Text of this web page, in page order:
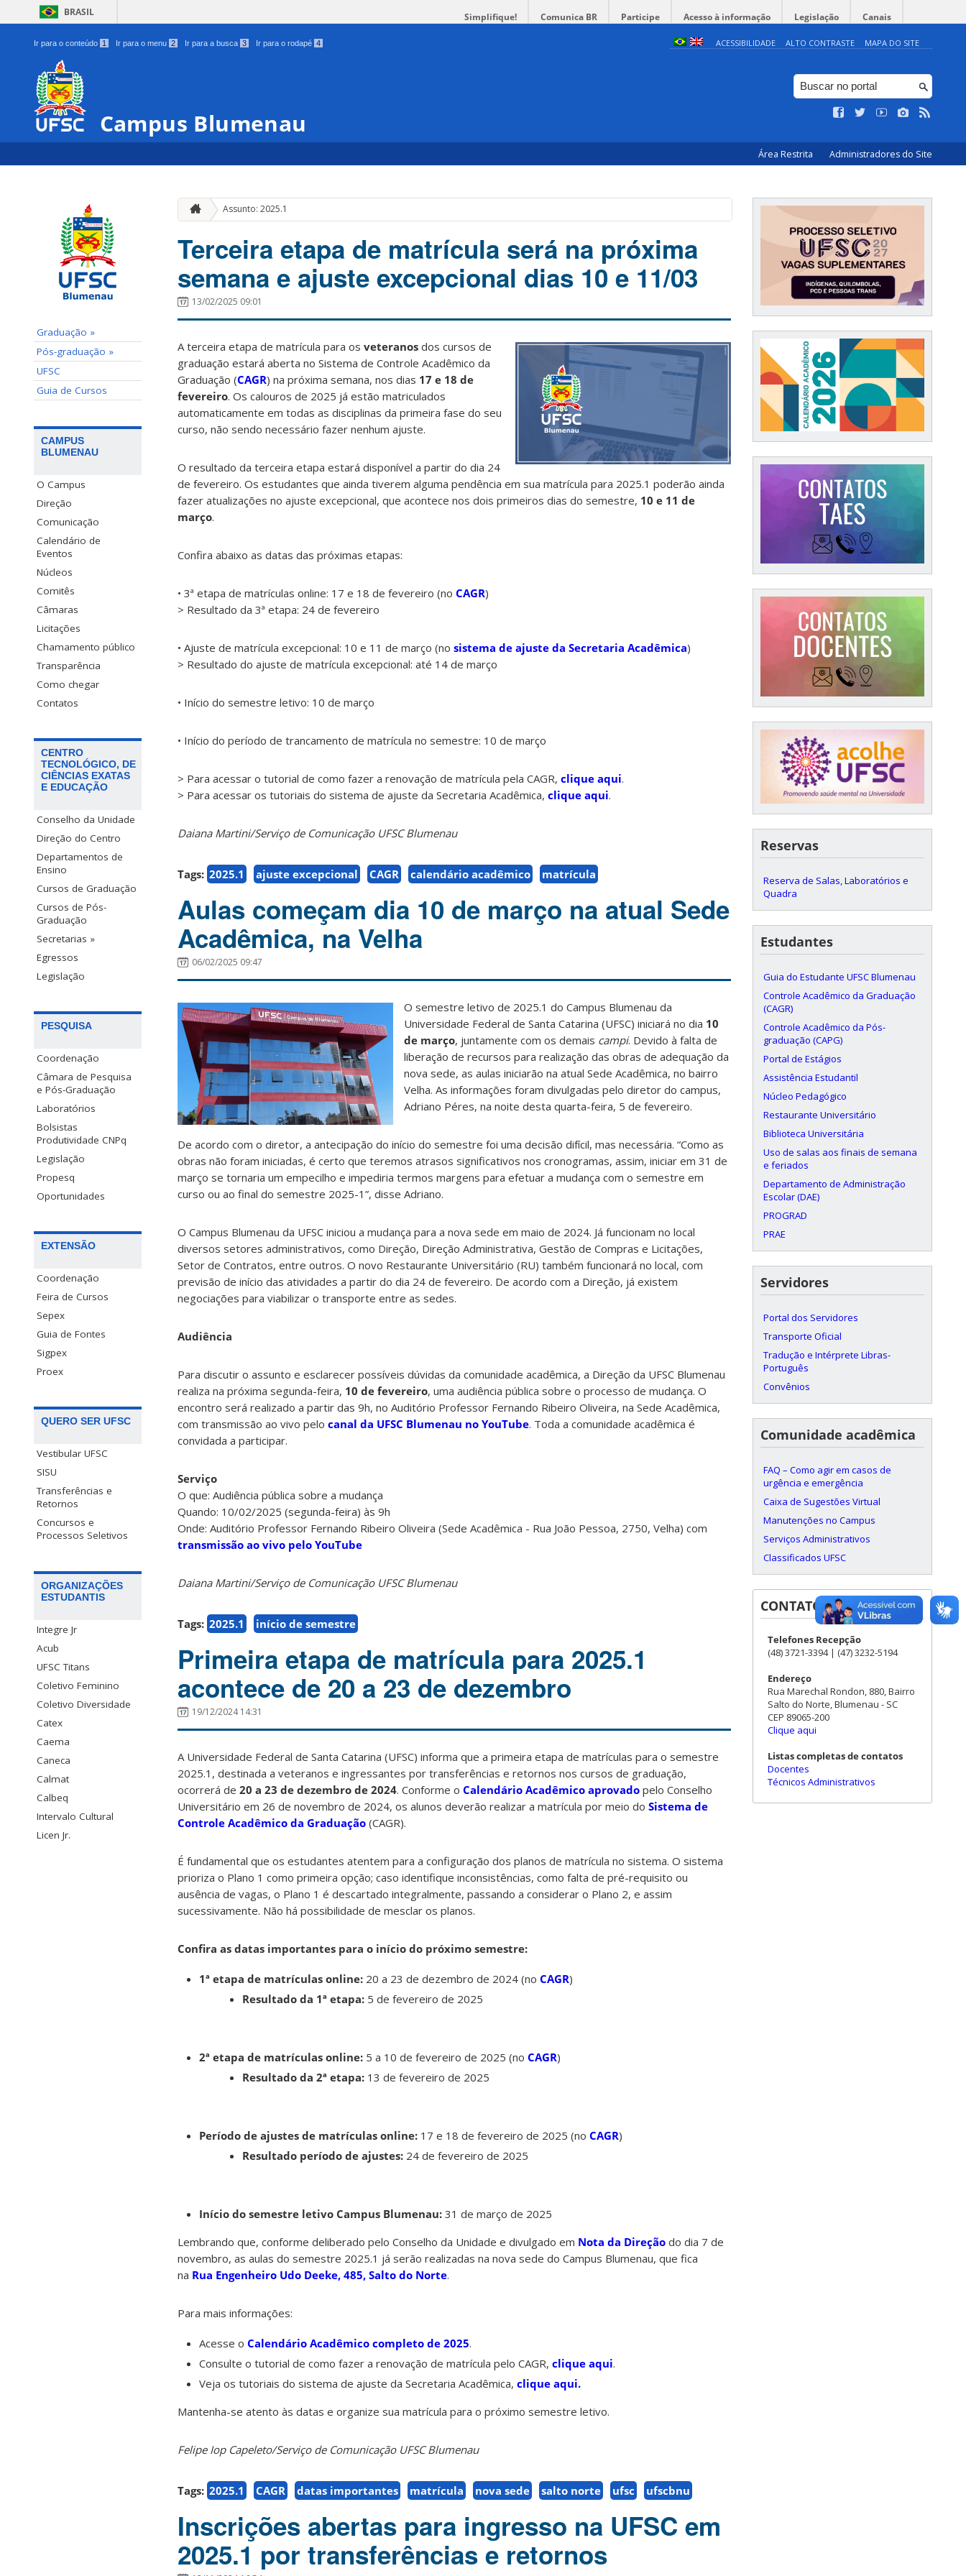
BRASIL Simplifique! Comunica BR Participe Acesso à informação Legislação Canais
Ir para o conteúdo 1 Ir para o menu 2 Ir para a busca 3 Ir para o rodapé 4 ACESSIBILIDADE ALTO CONTRASTE MAPA DO SITE
Campus Blumenau
Área Restrita Administradores do Site
Graduação »
Pós-graduação »
UFSC
Guia de Cursos
CAMPUS
BLUMENAU
O Campus
Direção
Comunicação
Calendário de
Eventos
Núcleos
Comitês
Câmaras
Licitações
Chamamento público
Transparência
Como chegar
Contatos
CENTRO
TECNOLÓGICO, DE
CIÊNCIAS EXATAS
E EDUCAÇÃO
Conselho da Unidade
Direção do Centro
Departamentos de
Ensino
Cursos de Graduação
Cursos de Pós-
Graduação
Secretarias »
Egressos
Legislação
PESQUISA
Coordenação
Câmara de Pesquisa
e Pós-Graduação
Laboratórios
Bolsistas
Produtividade CNPq
Legislação
Propesq
Oportunidades
EXTENSÃO
Coordenação
Feira de Cursos
Sepex
Guia de Fontes
Sigpex
Proex
QUERO SER UFSC
Vestibular UFSC
SISU
Transferências e
Retornos
Concursos e
Processos Seletivos
ORGANIZAÇÕES
ESTUDANTIS
Integre Jr
Acub
UFSC Titans
Coletivo Feminino
Coletivo Diversidade
Catex
Caema
Caneca
Calmat
Calbeq
Intervalo Cultural
Licen Jr.
Assunto: 2025.1
Terceira etapa de matrícula será na próxima
semana e ajuste excepcional dias 10 e 11/03
13/02/2025 09:01
A terceira etapa de matrícula para os veteranos dos cursos de
graduação estará aberta no Sistema de Controle Acadêmico da
Graduação (CAGR) na próxima semana, nos dias 17 e 18 de
fevereiro. Os calouros de 2025 já estão matriculados
automaticamente em todas as disciplinas da primeira fase do seu
curso, não sendo necessário fazer nenhum ajuste.
O resultado da terceira etapa estará disponível a partir do dia 24
de fevereiro. Os estudantes que ainda tiverem alguma pendência em sua matrícula para 2025.1 poderão ainda
fazer atualizações no ajuste excepcional, que acontece nos dois primeiros dias do semestre, 10 e 11 de
março.
Confira abaixo as datas das próximas etapas:
• 3ª etapa de matrículas online: 17 e 18 de fevereiro (no CAGR)
> Resultado da 3ª etapa: 24 de fevereiro
• Ajuste de matrícula excepcional: 10 e 11 de março (no sistema de ajuste da Secretaria Acadêmica)
> Resultado do ajuste de matrícula excepcional: até 14 de março
• Início do semestre letivo: 10 de março
• Início do período de trancamento de matrícula no semestre: 10 de março
> Para acessar o tutorial de como fazer a renovação de matrícula pela CAGR, clique aqui.
> Para acessar os tutoriais do sistema de ajuste da Secretaria Acadêmica, clique aqui.
Daiana Martini/Serviço de Comunicação UFSC Blumenau
Tags: 2025.1 ajuste excepcional CAGR calendário acadêmico matrícula
Aulas começam dia 10 de março na atual Sede
Acadêmica, na Velha
06/02/2025 09:47
O semestre letivo de 2025.1 do Campus Blumenau da
Universidade Federal de Santa Catarina (UFSC) iniciará no dia 10
de março, juntamente com os demais campi. Devido à falta de
liberação de recursos para realização das obras de adequação da
nova sede, as aulas iniciarão na atual Sede Acadêmica, no bairro
Velha. As informações foram divulgadas pelo diretor do campus,
Adriano Péres, na noite desta quarta-feira, 5 de fevereiro.
De acordo com o diretor, a antecipação do início do semestre foi uma decisão difícil, mas necessária. “Como as
obras não foram iniciadas, é certo que teremos atrasos significativos nos cronogramas, assim, iniciar em 31 de
março se tornaria um empecilho e impediria termos margens para efetuar a mudança com o semestre em
curso ou ao final do semestre 2025-1”, disse Adriano.
O Campus Blumenau da UFSC iniciou a mudança para a nova sede em maio de 2024. Já funcionam no local
diversos setores administrativos, como Direção, Direção Administrativa, Gestão de Compras e Licitações,
Setor de Contratos, entre outros. O novo Restaurante Universitário (RU) também funcionará no local, com
previsão de início das atividades a partir do dia 24 de fevereiro. De acordo com a Direção, já existem
negociações para viabilizar o transporte entre as sedes.
Audiência
Para discutir o assunto e esclarecer possíveis dúvidas da comunidade acadêmica, a Direção da UFSC Blumenau
realiza na próxima segunda-feira, 10 de fevereiro, uma audiência pública sobre o processo de mudança. O
encontro será realizado a partir das 9h, no Auditório Professor Fernando Ribeiro Oliveira, na Sede Acadêmica,
com transmissão ao vivo pelo canal da UFSC Blumenau no YouTube. Toda a comunidade acadêmica é
convidada a participar.
Serviço
O que: Audiência pública sobre a mudança
Quando: 10/02/2025 (segunda-feira) às 9h
Onde: Auditório Professor Fernando Ribeiro Oliveira (Sede Acadêmica - Rua João Pessoa, 2750, Velha) com
transmissão ao vivo pelo YouTube
Daiana Martini/Serviço de Comunicação UFSC Blumenau
Tags: 2025.1 início de semestre
Primeira etapa de matrícula para 2025.1
acontece de 20 a 23 de dezembro
19/12/2024 14:31
A Universidade Federal de Santa Catarina (UFSC) informa que a primeira etapa de matrículas para o semestre
2025.1, destinada a veteranos e ingressantes por transferências e retornos nos cursos de graduação,
ocorrerá de 20 a 23 de dezembro de 2024. Conforme o Calendário Acadêmico aprovado pelo Conselho
Universitário em 26 de novembro de 2024, os alunos deverão realizar a matrícula por meio do Sistema de
Controle Acadêmico da Graduação (CAGR).
É fundamental que os estudantes atentem para a configuração dos planos de matrícula no sistema. O sistema
prioriza o Plano 1 como primeira opção; caso identifique inconsistências, como falta de pré-requisito ou
ausência de vagas, o Plano 1 é descartado integralmente, passando a considerar o Plano 2, e assim
sucessivamente. Não há possibilidade de mesclar os planos.
Confira as datas importantes para o início do próximo semestre:
1ª etapa de matrículas online: 20 a 23 de dezembro de 2024 (no CAGR)
Resultado da 1ª etapa: 5 de fevereiro de 2025
2ª etapa de matrículas online: 5 a 10 de fevereiro de 2025 (no CAGR)
Resultado da 2ª etapa: 13 de fevereiro de 2025
Período de ajustes de matrículas online: 17 e 18 de fevereiro de 2025 (no CAGR)
Resultado período de ajustes: 24 de fevereiro de 2025
Início do semestre letivo Campus Blumenau: 31 de março de 2025
Lembrando que, conforme deliberado pelo Conselho da Unidade e divulgado em Nota da Direção do dia 7 de
novembro, as aulas do semestre 2025.1 já serão realizadas na nova sede do Campus Blumenau, que fica
na Rua Engenheiro Udo Deeke, 485, Salto do Norte.
Para mais informações:
Acesse o Calendário Acadêmico completo de 2025.
Consulte o tutorial de como fazer a renovação de matrícula pelo CAGR, clique aqui.
Veja os tutoriais do sistema de ajuste da Secretaria Acadêmica, clique aqui.
Mantenha-se atento às datas e organize sua matrícula para o próximo semestre letivo.
Felipe Iop Capeleto/Serviço de Comunicação UFSC Blumenau
Tags: 2025.1 CAGR datas importantes matrícula nova sede salto norte ufsc ufscbnu
Inscrições abertas para ingresso na UFSC em
2025.1 por transferências e retornos
Reservas
Reserva de Salas, Laboratórios e
Quadra
Estudantes
Guia do Estudante UFSC Blumenau
Controle Acadêmico da Graduação
(CAGR)
Controle Acadêmico da Pós-
graduação (CAPG)
Portal de Estágios
Assistência Estudantil
Núcleo Pedagógico
Restaurante Universitário
Biblioteca Universitária
Uso de salas aos finais de semana
e feriados
Departamento de Administração
Escolar (DAE)
PROGRAD
PRAE
Servidores
Portal dos Servidores
Transporte Oficial
Tradução e Intérprete Libras-
Português
Convênios
Comunidade acadêmica
FAQ – Como agir em casos de
urgência e emergência
Caixa de Sugestões Virtual
Manutenções no Campus
Serviços Administrativos
Classificados UFSC
CONTATOS
Telefones Recepção
(48) 3721-3394 | (47) 3232-5194
Endereço
Rua Marechal Rondon, 880, Bairro
Salto do Norte, Blumenau - SC
CEP 89065-200
Clique aqui
Listas completas de contatos
Docentes
Técnicos Administrativos